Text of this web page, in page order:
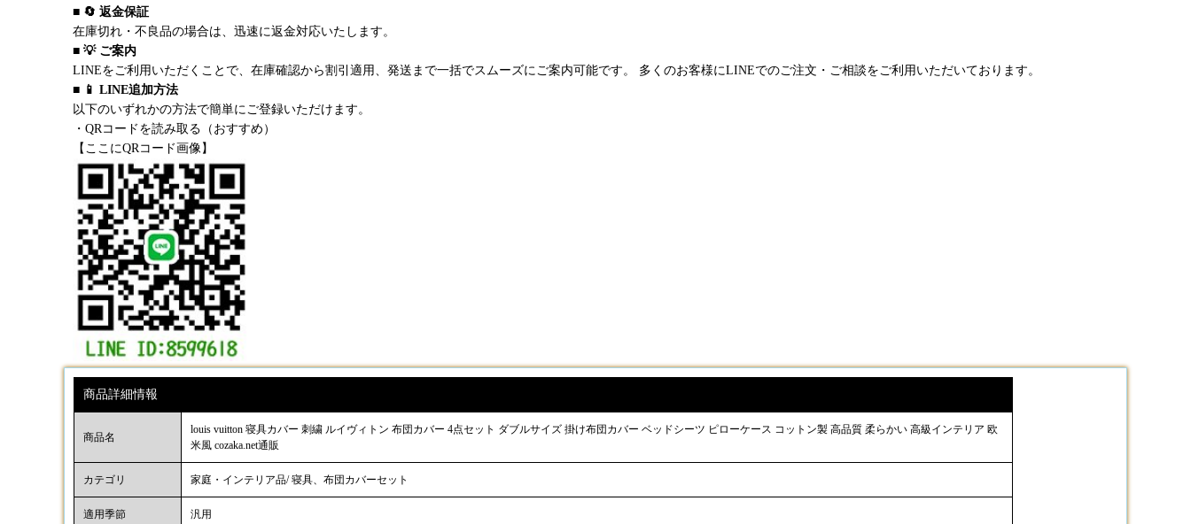
■ 🔄 返金保証
在庫切れ・不良品の場合は、迅速に返金対応いたします。
■ 💡 ご案内
LINEをご利用いただくことで、在庫確認から割引適用、発送まで一括でスムーズにご案内可能です。 多くのお客様にLINEでのご注文・ご相談をご利用いただいております。
■ 📱 LINE追加方法
以下のいずれかの方法で簡単にご登録いただけます。
・QRコードを読み取る（おすすめ）
【ここにQRコード画像】
商品詳細情報
商品名
louis vuitton 寝具カバー 刺繍 ルイヴィトン 布団カバー 4点セット ダブルサイズ 掛け布団カバー ベッドシーツ ピローケース コットン製 高品質 柔らかい 高級インテリア 欧
米風 cozaka.net通販
カテゴリ 家庭・インテリア品/ 寝具、布団カバーセット
適用季節 汎用